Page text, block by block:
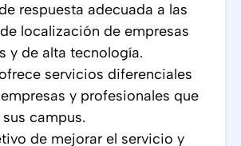
respuesta adecuada a las
localización de empresas
y de alta tecnología.
servicios diferenciales
y profesionales que
campus.
de mejorar el servicio y